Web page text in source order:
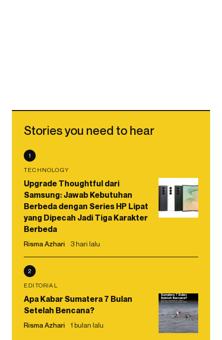
Stories you need to hear
1
TECHNOLOGY
Upgrade Thoughtful dari
Samsung: Jawab Kebutuhan
Berbeda dengan Series HP Lipat
yang Dipecah Jadi Tiga Karakter
Berbeda
Risma Azhari 3 hari lalu
2
EDITORIAL
Apa Kabar Sumatera 7 Bulan
Setelah Bencana?
Risma Azhari 1 bulan lalu